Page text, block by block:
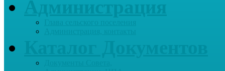
Администрация